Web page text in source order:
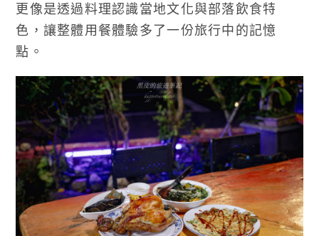
更像是透過料理認識當地文化與部落飲食特
色，讓整體用餐體驗多了一份旅行中的記憶
點。